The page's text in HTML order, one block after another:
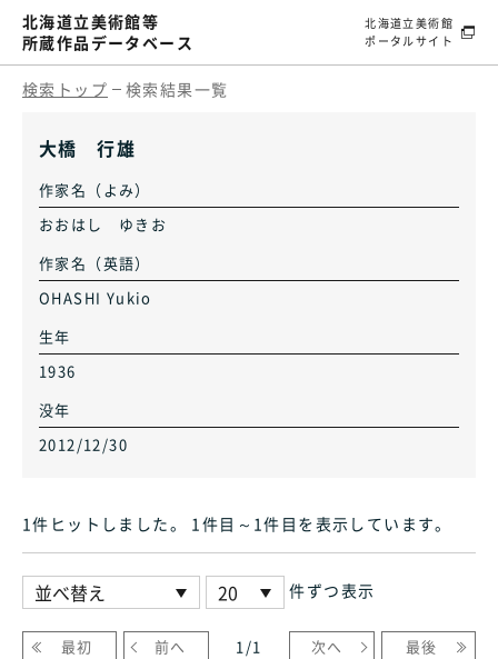
北海道立美術館等
所蔵作品データベース
北海道立美術館
ポータルサイト
検索トップ 検索結果一覧
大橋 行雄
作家名（よみ）
おおはし ゆきお
作家名（英語）
OHASHI Yukio
生年
1936
没年
2012/12/30
1件ヒット しました。 1件目～1件目 を表示しています。
件ずつ表示
最初 前へ 1 /1 次へ 最後